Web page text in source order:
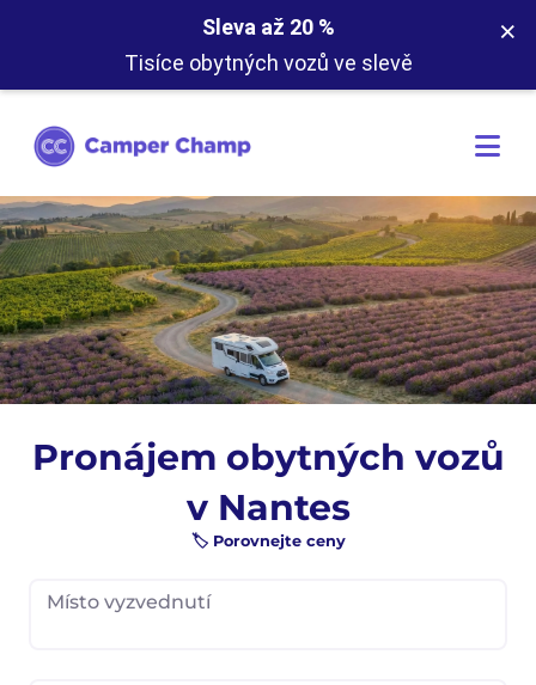
Sleva až 20 %
Tisíce obytných vozů ve slevě
×
Pronájem obytných vozů
v Nantes
🏷️ Porovnejte ceny
Místo vyzvednutí